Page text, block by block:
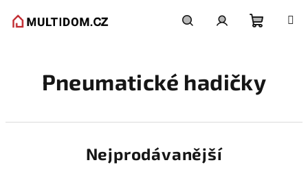
košík
Pneumatické hadičky
Nejprodávanější